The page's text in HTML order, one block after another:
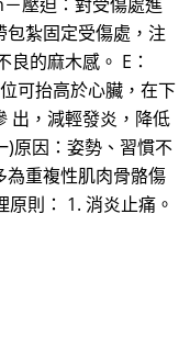
紮固定受傷處，注
的麻木感。 E：
可抬高於心臟，在下
出，減輕發炎，降低
)原因：姿勢、習慣不
為重複性肌肉骨骼傷
則： 1. 消炎止痛。